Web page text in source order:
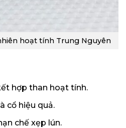
hoạt tính Trung Nguyên
hợp than hoạt tính.
cổ hiệu quả.
chế xẹp lún.